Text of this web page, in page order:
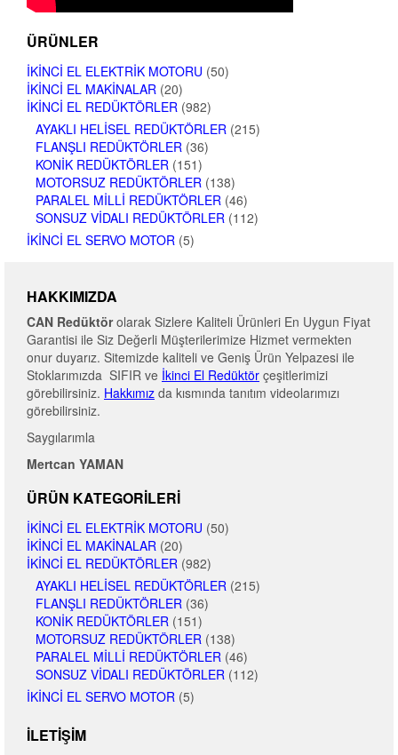
ÜRÜNLER
İKINCI EL ELEKTRIK MOTORU (50)
İKINCI EL MAKINALAR (20)
İKINCI EL REDÜKTÖRLER (982)
AYAKLI HELISEL REDÜKTÖRLER (215)
FLANŞLI REDÜKTÖRLER (36)
KONIK REDÜKTÖRLER (151)
MOTORSUZ REDÜKTÖRLER (138)
PARALEL MILLI REDÜKTÖRLER (46)
SONSUZ VIDALI REDÜKTÖRLER (112)
İKINCI EL SERVO MOTOR (5)
HAKKIMIZDA
CAN Redüktörolarak Sizlere Kaliteli Ürünleri En Uygun Fiyat
Garantisi ile Siz Değerli Müşterilerimize Hizmet vermekten
onur duyarız. Sitemizde kaliteli ve Geniş Ürün Yelpazesi ile
Stoklarımızda SIFIR ve İkinci El Redüktör çeşitlerimizi
görebilirsiniz. Hakkımız da kısmında tanıtım videolarımızı
görebilirsiniz.
Saygılarımla
Mertcan YAMAN
ÜRÜN KATEGORILERI
İKINCI EL ELEKTRIK MOTORU (50)
İKINCI EL MAKINALAR (20)
İKINCI EL REDÜKTÖRLER (982)
AYAKLI HELISEL REDÜKTÖRLER (215)
FLANŞLI REDÜKTÖRLER (36)
KONIK REDÜKTÖRLER (151)
MOTORSUZ REDÜKTÖRLER (138)
PARALEL MILLI REDÜKTÖRLER (46)
SONSUZ VIDALI REDÜKTÖRLER (112)
İKINCI EL SERVO MOTOR (5)
İLETIŞIM